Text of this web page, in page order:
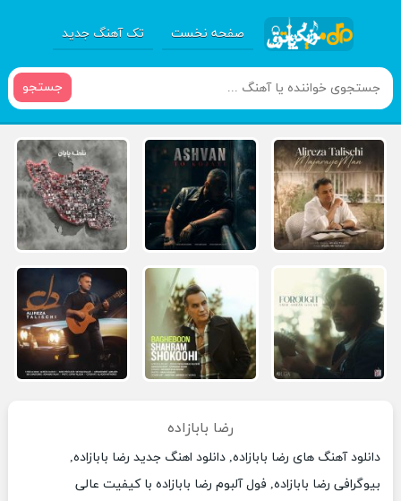
صفحه نخست تک آهنگ جدید
جستجو
رضا بابازاده
دانلود آهنگ های رضا بابازاده, دانلود اهنگ جدید رضا بابازاده,
بیوگرافی رضا بابازاده, فول آلبوم رضا بابازاده با کیفیت عالی